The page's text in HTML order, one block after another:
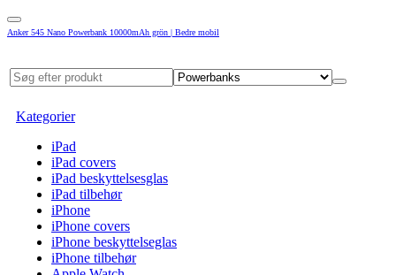
Anker 545 Nano Powerbank 10000mAh grön | Bedre mobil
Kategorier
iPad
iPad covers
iPad beskyttelsesglas
iPad tilbehør
iPhone
iPhone covers
iPhone beskyttelseglas
iPhone tilbehør